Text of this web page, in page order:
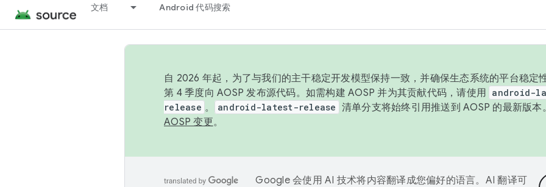
文档 Android 代码搜索
自 2026 年起，为了与我们的主干稳定开发模型保持一致，并确保生态系统的平台稳定
第 4 季度向 AOSP 发布源代码。如需构建 AOSP 并为其贡献代码，请使用 android-
release 。 android-latest-release 清单分支将始终引用推送到 AOSP 的最新版
AOSP 变更。
Google 会使用 AI 技术将内容翻译成您偏好的语言。AI 翻译可